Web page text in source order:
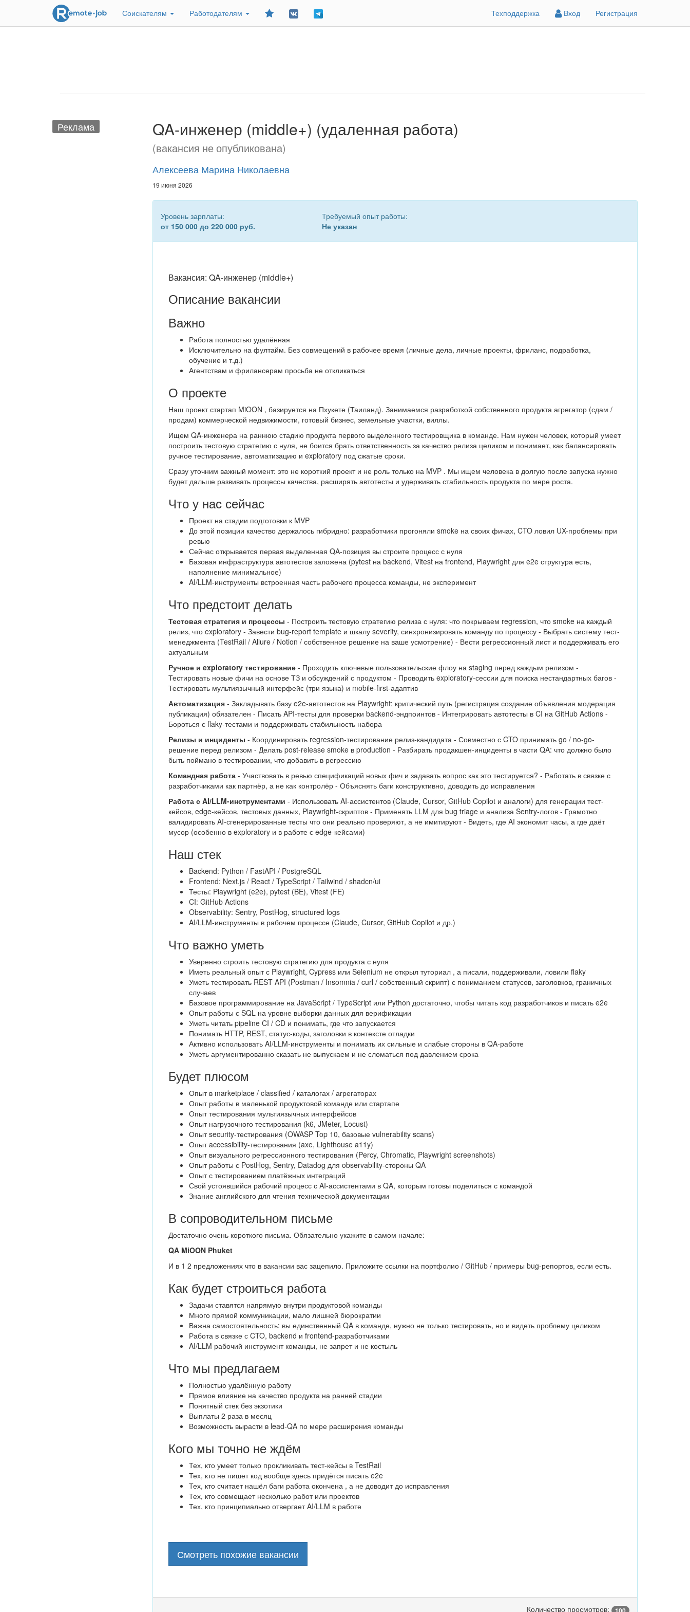
Соискателям Работодателям
Добавить
Техподдержка Вход Регистрация
Реклама QA-инженер (middle+) (удаленная работа)
(вакансия не опубликована)
Алексеева Марина Николаевна
19 июня 2026
Уровень зарплаты:
от 150 000 до 220 000 руб.
Требуемый опыт работы:
Не указан
Вакансия: QA-инженер (middle+)
Описание вакансии
Важно
Работа полностью удалённая
Исключительно на фултайм. Без совмещений в рабочее время (личные дела, личные проекты, фриланс, подработка,
обучение и т.д.)
Агентствам и фрилансерам просьба не откликаться
О проекте
Наш проект стартап MiOON , базируется на Пхукете (Таиланд). Занимаемся разработкой собственного продукта агрегатор (сдам /
продам) коммерческой недвижимости, готовый бизнес, земельные участки, виллы.
Ищем QA-инженера на раннюю стадию продукта первого выделенного тестировщика в команде. Нам нужен человек, который умеет
построить тестовую стратегию с нуля, не боится брать ответственность за качество релиза целиком и понимает, как балансировать
ручное тестирование, автоматизацию и exploratory под сжатые сроки.
Сразу уточним важный момент: это не короткий проект и не роль только на MVP . Мы ищем человека в долгую после запуска нужно
будет дальше развивать процессы качества, расширять автотесты и удерживать стабильность продукта по мере роста.
Что у нас сейчас
Проект на стадии подготовки к MVP
До этой позиции качество держалось гибридно: разработчики прогоняли smoke на своих фичах, CTO ловил UX-проблемы при
ревью
Сейчас открывается первая выделенная QA-позиция вы строите процесс с нуля
Базовая инфраструктура автотестов заложена (pytest на backend, Vitest на frontend, Playwright для e2e структура есть,
наполнение минимальное)
AI/LLM-инструменты встроенная часть рабочего процесса команды, не эксперимент
Что предстоит делать
Тестовая стратегия и процессы - Построить тестовую стратегию релиза с нуля: что покрываем regression, что smoke на каждый
релиз, что exploratory - Завести bug-report template и шкалу severity, синхронизировать команду по процессу - Выбрать систему тест-
менеджмента (TestRail / Allure / Notion / собственное решение на ваше усмотрение) - Вести регрессионный лист и поддерживать его
актуальным
Ручное и exploratory тестирование - Проходить ключевые пользовательские флоу на staging перед каждым релизом -
Тестировать новые фичи на основе ТЗ и обсуждений с продуктом - Проводить exploratory-сессии для поиска нестандартных багов -
Тестировать мультиязычный интерфейс (три языка) и mobile-first-адаптив
Автоматизация - Закладывать базу e2e-автотестов на Playwright: критический путь (регистрация создание объявления модерация
публикация) обязателен - Писать API-тесты для проверки backend-эндпоинтов - Интегрировать автотесты в CI на GitHub Actions -
Бороться с flaky-тестами и поддерживать стабильность набора
Релизы и инциденты - Координировать regression-тестирование релиз-кандидата - Совместно с CTO принимать go / no-go-
решение перед релизом - Делать post-release smoke в production - Разбирать продакшен-инциденты в части QA: что должно было
быть поймано в тестировании, что добавить в регрессию
Командная работа - Участвовать в ревью спецификаций новых фич и задавать вопрос как это тестируется? - Работать в связке с
разработчиками как партнёр, а не как контролёр - Объяснять баги конструктивно, доводить до исправления
Работа с AI/LLM-инструментами - Использовать AI-ассистентов (Claude, Cursor, GitHub Copilot и аналоги) для генерации тест-
кейсов, edge-кейсов, тестовых данных, Playwright-скриптов - Применять LLM для bug triage и анализа Sentry-логов - Грамотно
валидировать AI-сгенерированные тесты что они реально проверяют, а не имитируют - Видеть, где AI экономит часы, а где даёт
мусор (особенно в exploratory и в работе с edge-кейсами)
Наш стек
Backend: Python / FastAPI / PostgreSQL
Frontend: Next.js / React / TypeScript / Tailwind / shadcn/ui
Тесты: Playwright (e2e), pytest (BE), Vitest (FE)
CI: GitHub Actions
Observability: Sentry, PostHog, structured logs
AI/LLM-инструменты в рабочем процессе (Claude, Cursor, GitHub Copilot и др.)
Что важно уметь
Уверенно строить тестовую стратегию для продукта с нуля
Иметь реальный опыт с Playwright, Cypress или Selenium не открыл туториал , а писали, поддерживали, ловили flaky
Уметь тестировать REST API (Postman / Insomnia / curl / собственный скрипт) с пониманием статусов, заголовков, граничных
случаев
Базовое программирование на JavaScript / TypeScript или Python достаточно, чтобы читать код разработчиков и писать e2e
Опыт работы с SQL на уровне выборки данных для верификации
Уметь читать pipeline CI / CD и понимать, где что запускается
Понимать HTTP, REST, статус-коды, заголовки в контексте отладки
Активно использовать AI/LLM-инструменты и понимать их сильные и слабые стороны в QA-работе
Уметь аргументированно сказать не выпускаем и не сломаться под давлением срока
Будет плюсом
Опыт в marketplace / classified / каталогах / агрегаторах
Опыт работы в маленькой продуктовой команде или стартапе
Опыт тестирования мультиязычных интерфейсов
Опыт нагрузочного тестирования (k6, JMeter, Locust)
Опыт security-тестирования (OWASP Top 10, базовые vulnerability scans)
Опыт accessibility-тестирования (axe, Lighthouse a11y)
Опыт визуального регрессионного тестирования (Percy, Chromatic, Playwright screenshots)
Опыт работы с PostHog, Sentry, Datadog для observability-стороны QA
Опыт с тестированием платёжных интеграций
Свой устоявшийся рабочий процесс с AI-ассистентами в QA, которым готовы поделиться с командой
Знание английского для чтения технической документации
В сопроводительном письме
Достаточно очень короткого письма. Обязательно укажите в самом начале:
QA MiOON Phuket
И в 1 2 предложениях что в вакансии вас зацепило. Приложите ссылки на портфолио / GitHub / примеры bug-репортов, если есть.
Как будет строиться работа
Задачи ставятся напрямую внутри продуктовой команды
Много прямой коммуникации, мало лишней бюрократии
Важна самостоятельность: вы единственный QA в команде, нужно не только тестировать, но и видеть проблему целиком
Работа в связке с CTO, backend и frontend-разработчиками
AI/LLM рабочий инструмент команды, не запрет и не костыль
Что мы предлагаем
Полностью удалённую работу
Прямое влияние на качество продукта на ранней стадии
Понятный стек без экзотики
Выплаты 2 раза в месяц
Возможность вырасти в lead-QA по мере расширения команды
Кого мы точно не ждём
Тех, кто умеет только прокликивать тест-кейсы в TestRail
Тех, кто не пишет код вообще здесь придётся писать e2e
Тех, кто считает нашёл баги работа окончена , а не доводит до исправления
Тех, кто совмещает несколько работ или проектов
Тех, кто принципиально отвергает AI/LLM в работе
Смотреть похожие вакансии
Количество просмотров: